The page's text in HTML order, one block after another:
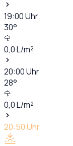
19:00Uhr
30°
0,0L/m²
20:00Uhr
28°
0,0L/m²
20:50Uhr